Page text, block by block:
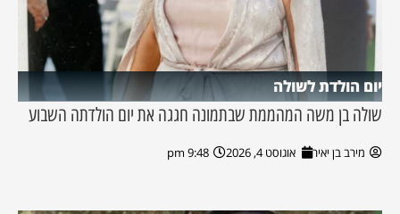
יום הולדת לשולה
שולה בן משה המהממת שבתמונה חגגה את יום הולדתה השבוע
מירב בן יאיר אוגוסט 4, 2026 9:48 pm